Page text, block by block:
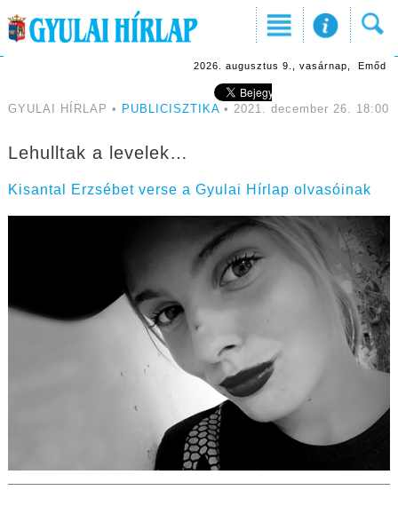
2026. augusztus 9., vasárnap, Emőd
GYULAI HÍRLAP • PUBLICISZTIKA• 2021. december 26. 18:00
Lehulltak a levelek…
Kisantal Erzsébet verse a Gyulai Hírlap olvasóinak